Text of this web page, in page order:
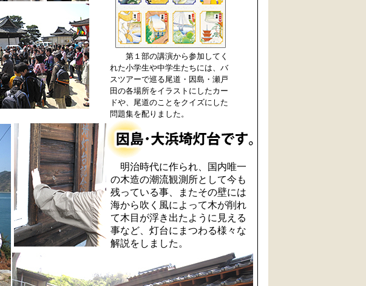
第１部の講演から参加してく
れた小学生や中学生たちには、バ
スツアーで巡る尾道・因島・瀬戸
田の各場所をイラストにしたカー
ドや、尾道のことをクイズにした
問題集を配りました。
明治時代に作られ、国内唯一
の木造の潮流観測所として今も
残っている事、またその壁には
海から吹く風によって木が削れ
て木目が浮き出たように見える
事など、灯台にまつわる様々な
解説をしました。